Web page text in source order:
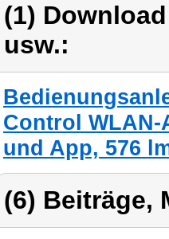
(1)
usw.:
Control WLAN-
und App, 576
(6) Beiträge,